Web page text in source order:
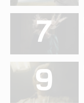
7
9